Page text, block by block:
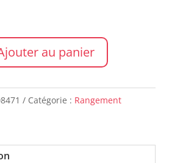
au panier
Catégorie : Rangement